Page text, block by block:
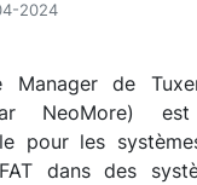
2024
Manager de
NeoMore)
pour les
dans des